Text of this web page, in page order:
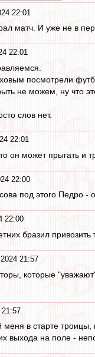
22:01
матч. И уже не в
22:01
посмотрели
не можем, ну что
слов нет.
22:01
он может прыгать и
22:00
под этого Педро -
22:00
бразил привозить
21:57
которые
21:57
меня в старте
выхода на поле -